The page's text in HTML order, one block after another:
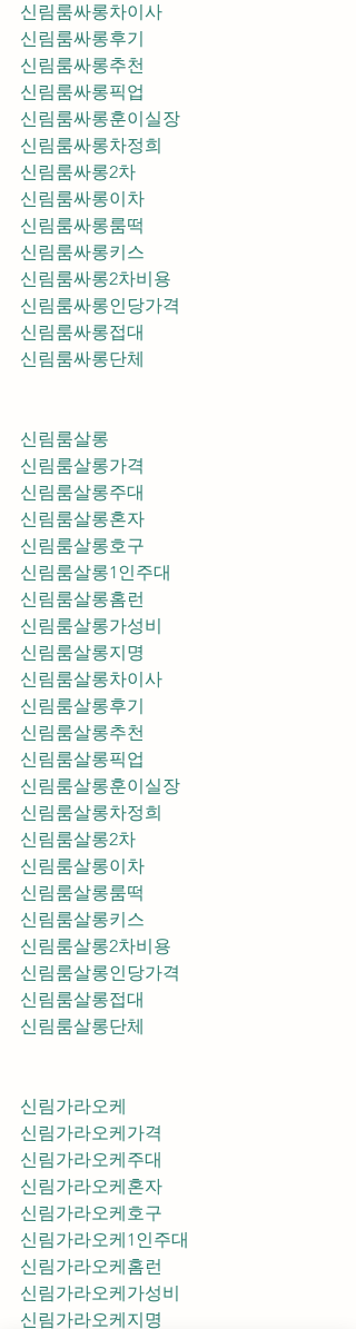
신림룸싸롱차이사
신림룸싸롱후기
신림룸싸롱추천
신림룸싸롱훈이실장
신림룸싸롱차정희
신림룸싸롱2차
신림룸싸롱이차
신림룸싸롱룸떡
신림룸싸롱키스
신림룸싸롱2차비용
신림룸싸롱인당가격
신림룸싸롱접대
신림룸싸롱단체
신림룸살롱
신림룸살롱가격
신림룸살롱주대
신림룸살롱혼자
신림룸살롱호구
신림룸살롱1인주대
신림룸살롱홈런
신림룸살롱가성비
신림룸살롱지명
신림룸살롱차이사
신림룸살롱후기
신림룸살롱추천
신림룸살롱훈이실장
신림룸살롱차정희
신림룸살롱2차
신림룸살롱이차
신림룸살롱룸떡
신림룸살롱키스
신림룸살롱2차비용
신림룸살롱인당가격
신림룸살롱접대
신림룸살롱단체
신림가라오케
신림가라오케가격
신림가라오케주대
신림가라오케혼자
신림가라오케호구
신림가라오케1인주대
신림가라오케홈런
신림가라오케가성비
신림가라오케지명